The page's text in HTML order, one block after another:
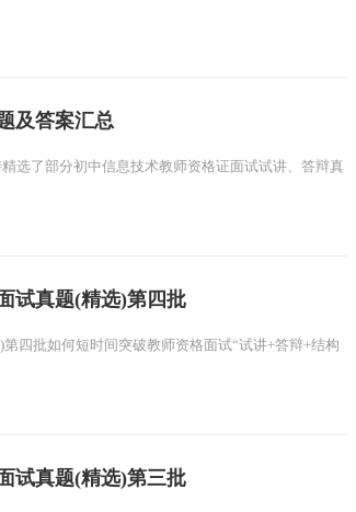
及答案汇总
选了部分初中信息技术教师资格证面试试讲、答辩真
试真题(精选)第四批
四批如何短时间突破教师资格面试“试讲+答辩+结构
试真题(精选)第三批